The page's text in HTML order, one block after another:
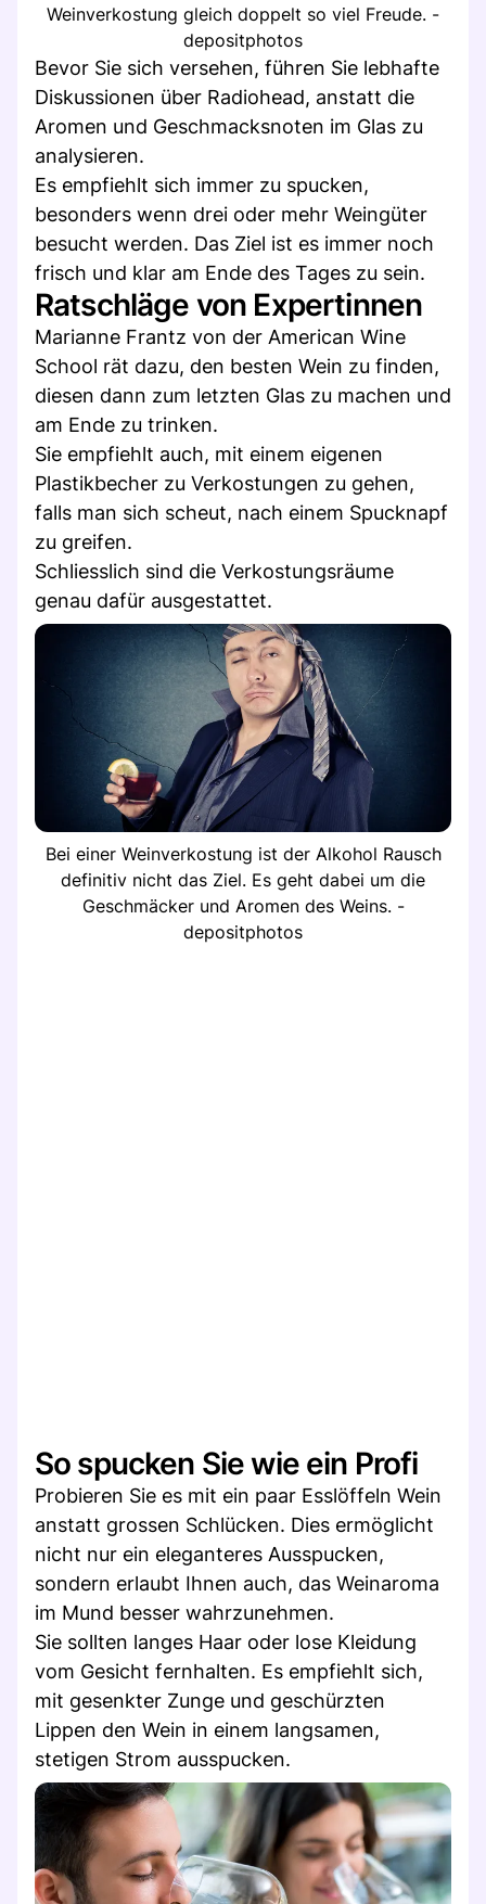
Weinverkostung gleich doppelt so viel Freude. -
depositphotos
Bevor Sie sich versehen, führen Sie lebhafte
Diskussionen über Radiohead, anstatt die
Aromen und Geschmacksnoten im Glas zu
analysieren.
Es empfiehlt sich immer zu spucken,
besonders wenn drei oder mehr Weingüter
besucht werden. Das Ziel ist es immer noch
frisch und klar am Ende des Tages zu sein.
Ratschläge von Expertinnen
Marianne Frantz von der American Wine
School rät dazu, den besten Wein zu finden,
diesen dann zum letzten Glas zu machen und
am Ende zu trinken.
Sie empfiehlt auch, mit einem eigenen
Plastikbecher zu Verkostungen zu gehen,
falls man sich scheut, nach einem Spucknapf
zu greifen.
Schliesslich sind die Verkostungsräume
genau dafür ausgestattet.
Bei einer Weinverkostung ist der Alkohol Rausch
definitiv nicht das Ziel. Es geht dabei um die
Geschmäcker und Aromen des Weins. -
depositphotos
So spucken Sie wie ein Profi
Probieren Sie es mit ein paar Esslöffeln Wein
anstatt grossen Schlücken. Dies ermöglicht
nicht nur ein eleganteres Ausspucken,
sondern erlaubt Ihnen auch, das Weinaroma
im Mund besser wahrzunehmen.
Sie sollten langes Haar oder lose Kleidung
vom Gesicht fernhalten. Es empfiehlt sich,
mit gesenkter Zunge und geschürzten
Lippen den Wein in einem langsamen,
stetigen Strom ausspucken.